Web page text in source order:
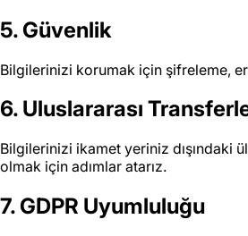
5. Güvenlik
Bilgilerinizi korumak için şifreleme,
6. Uluslararası
Bilgilerinizi ikamet yeriniz dışındaki
olmak için adımlar atarız.
7. GDPR Uyumluluğu